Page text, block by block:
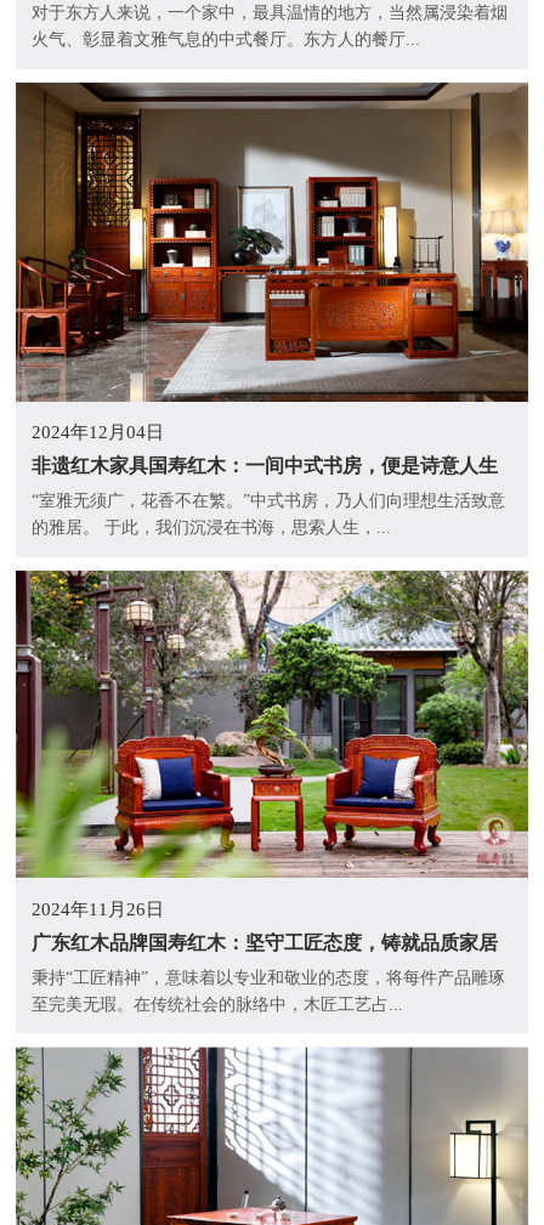
对于东方人来说，一个家中，最具温情的地方，当然属浸染着烟
火气、彰显着文雅气息的中式餐厅。东方人的餐厅...
2024年12月04日
非遗红木家具国寿红木：一间中式书房，便是诗意人生
“室雅无须广，花香不在繁。”中式书房，乃人们向理想生活致意
的雅居。 于此，我们沉浸在书海，思索人生，...
2024年11月26日
广东红木品牌国寿红木：坚守工匠态度，铸就品质家居
秉持“工匠精神”，意味着以专业和敬业的态度，将每件产品雕琢
至完美无瑕。在传统社会的脉络中，木匠工艺占...